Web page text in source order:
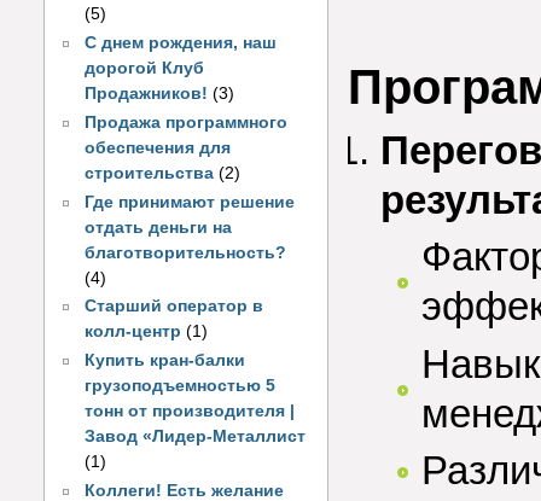
(5)
С днем рождения, наш
дорогой Клуб
Продажников! (3)
Продажа программного
обеспечения для
строительства (2)
Где принимают решение
отдать деньги на
благотворительность?
(4)
Старший оператор в
колл-центр (1)
Купить кран-балки
грузоподъемностью 5
тонн от производителя |
Завод «Лидер-Металлист
(1)
Коллеги! Есть желание